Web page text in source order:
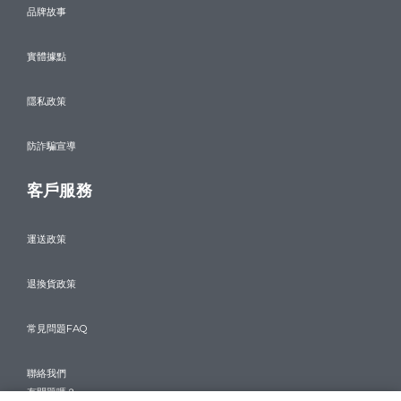
品牌故事
實體據點
隱私政策
防詐騙宣導
客戶服務
運送政策
退換貨政策
常見問題FAQ
聯絡我們
有問題嗎？